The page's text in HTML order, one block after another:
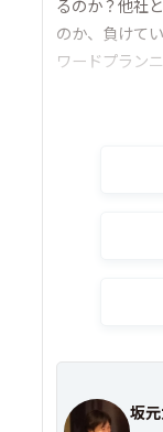
るのか？他社
のか、負けて
ワードプラン
坂